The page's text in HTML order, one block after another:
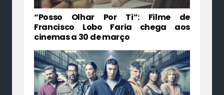
“Posso Olhar Por Ti”: Filme de
Francisco Lobo Faria chega aos
cinemas a 30 de março